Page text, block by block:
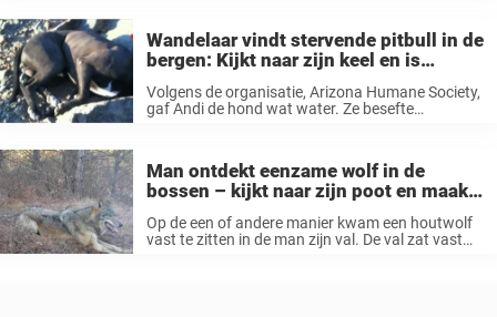
Wandelaar vindt stervende pitbull in de
bergen: Kijkt naar zijn keel en is
Volgens de organisatie, Arizona Humane Society,
gaf Andi de hond wat water. Ze besefte
Man ontdekt eenzame wolf in de
bossen – kijkt naar zijn poot en maakt
Op de een of andere manier kwam een houtwolf
vast te zitten in de man zijn val. De val zat vast